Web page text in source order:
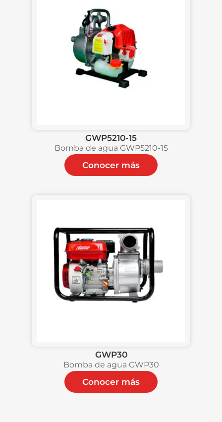
GWP5210-15
Bomba de agua GWP5210-15
Conocer más
GWP30
Bomba de agua GWP30
Conocer más